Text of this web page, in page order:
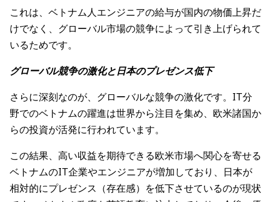
これは、ベトナム人エンジニアの給与が国内の物価上昇だ
けでなく、グローバル市場の競争によって引き上げられて
いるためです。
グローバル競争の激化と日本のプレゼンス低下
さらに深刻なのが、グローバルな競争の激化です。IT分
野でのベトナムの躍進は世界から注目を集め、欧米諸国か
らの投資が活発に行われています。
この結果、高い収益を期待できる欧米市場へ関心を寄せる
ベトナムのIT企業やエンジニアが増加しており、日本が
相対的にプレゼンス（存在感）を低下させているのが現状